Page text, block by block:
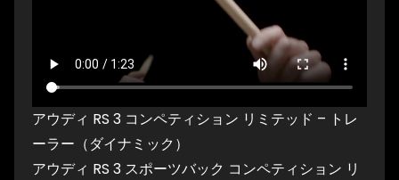
アウディ RS 3 コンペティション リミテッド – トレ
ーラー（ダイナミック）
アウディ RS 3 スポーツバック コンペティション リ